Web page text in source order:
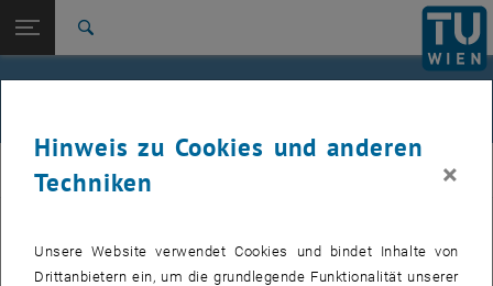
TU Login
Studium
International
Zur 1. Menü Ebene
E105-04-Forschungsbereich Variationsrechnung,
Dynamische Systeme und Operations Research
Zurück: Subseiten von E105-04-Forschungsbereich
Variationsrechnung, Dynamische
Systeme und Operations Research
Vador
englischen Version unserer Webseite.
Hinweis zu Cookies und anderen
Techniken
×
Unsere Website verwendet Cookies und bindet Inhalte von
Drittanbietern ein, um die grundlegende Funktionalität unserer